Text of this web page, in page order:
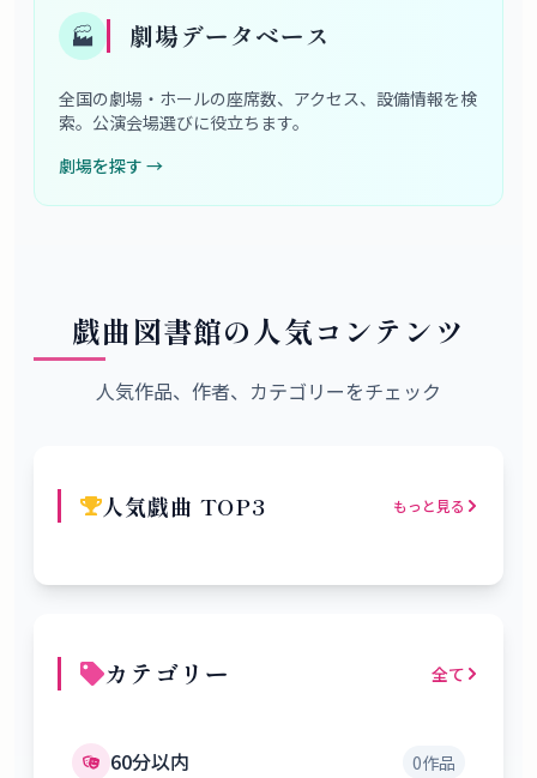
🏭 劇場データベース
全国の劇場・ホールの座席数、アクセス、設備情報を検
索。公演会場選びに役立ちます。
劇場を探す →
戯曲図書館の人気コンテンツ
人気作品、作者、カテゴリーをチェック
人気戯曲 TOP3 もっと見る
カテゴリー 全て
60分以内 0作品